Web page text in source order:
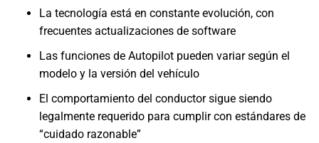
La tecnología está en constante evolución, con
frecuentes actualizaciones de software
Las funciones de Autopilot pueden variar según el
modelo y la versión del vehículo
El comportamiento del conductor sigue siendo
legalmente requerido para cumplir con estándares de
“cuidado razonable”